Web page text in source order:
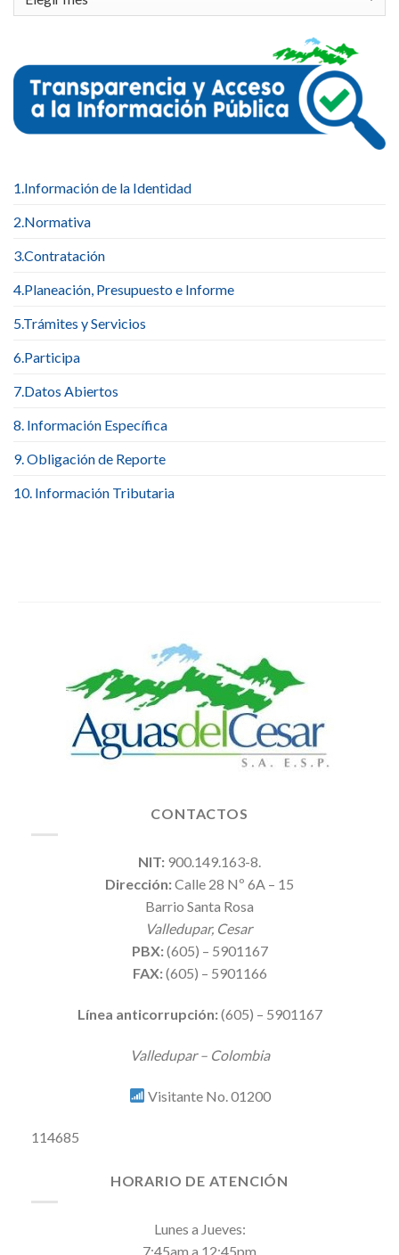
1.Información de la Identidad
2.Normativa
3.Contratación
4.Planeación, Presupuesto e Informe
5.Trámites y Servicios
6.Participa
7.Datos Abiertos
8. Información Específica
9. Obligación de Reporte
10. Información Tributaria
CONTACTOS
NIT: 900.149.163-8.
Dirección:Calle 28 Nº 6A – 15
Barrio Santa Rosa
Valledupar, Cesar
PBX:(605) – 5901167
FAX:(605) – 5901166
Línea anticorrupción:(605) – 5901167
Valledupar – Colombia
Visitante No. 01200
114685
HORARIO DE ATENCIÓN
Lunes a Jueves:
7:45am a 12:45pm